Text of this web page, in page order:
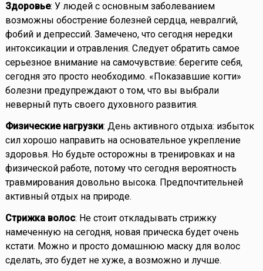
Здоровье: У людей с основным заболеванием
возможны обострение болезней сердца, невралгий,
фобий и депрессий. Замечено, что сегодня нередки
интоксикации и отравления. Следует обратить самое
серьезное внимание на самочувствие: берегите себя,
сегодня это просто необходимо. «Показавшие когти»
болезни предупреждают о том, что вы выбрали
неверный путь своего духовного развития.
Физические нагрузки: День активного отдыха: избыток
сил хорошо направить на основательное укрепление
здоровья. Но будьте осторожны в тренировках и на
физической работе, потому что сегодня вероятность
травмирования довольно высока. Предпочтительней
активный отдых на природе.
Стрижка волос: Не стоит откладывать стрижку
намеченную на сегодня, новая прическа будет очень
кстати. Можно и просто домашнюю маску для волос
сделать, это будет не хуже, а возможно и лучше.